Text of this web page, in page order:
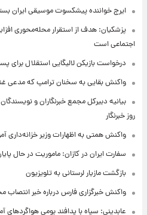
ایرج خواننده پیشکسوت موسیقی ایران
پزشکیان: هدف از استقرار محله‌محوری
اجتماعی است
درخواست بازیکن لالیگایی استقلال
واکنش بقایی به سخنان ترامپ که مدعی
بیانیه دبیرکل مجمع خبرنگاران و
روز خبرنگار
واکنش همتی به اظهارات وزیر خزانه‌داری
سفارت ایران در کازان: ماموریت در حال
بازگشت مازیار لرستانی به تلویزیون
واکنش خبرگزاری فارس درباره خبر
عابدینی: سپاه با پدافند بومی هواگردهای